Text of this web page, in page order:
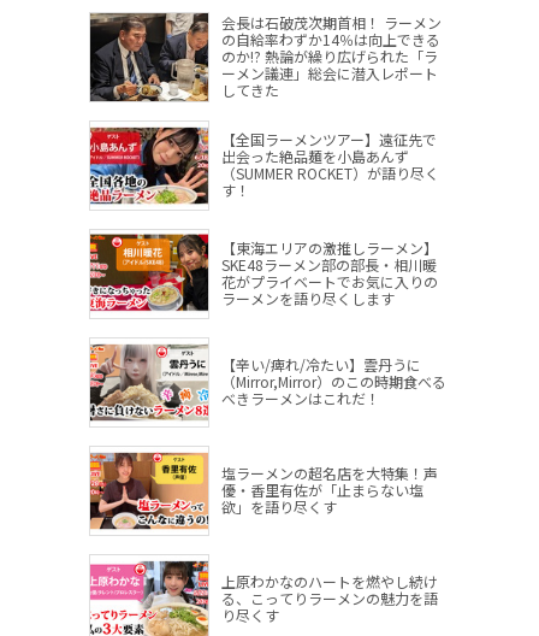
会長は石破茂次期首相！ ラーメン
の自給率わずか14％は向上できる
のか!? 熱論が繰り広げられた「ラ
ーメン議連」総会に潜入レポート
してきた
【全国ラーメンツアー】遠征先で
出会った絶品麺を小島あんず
（SUMMER ROCKET）が語り尽く
す！
【東海エリアの激推しラーメン】
SKE48ラーメン部の部長・相川暖
花がプライベートでお気に入りの
ラーメンを語り尽くします
【辛い/痺れ/冷たい】雲丹うに
（Mirror,Mirror）のこの時期食べる
べきラーメンはこれだ！
塩ラーメンの超名店を大特集！声
優・香里有佐が「止まらない塩
欲」を語り尽くす
上原わかなのハートを燃やし続け
る、こってりラーメンの魅力を語
り尽くす